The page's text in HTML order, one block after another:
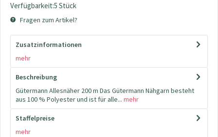
Verfügbarkeit:5 Stück
Fragen zum Artikel?
Zusatzinformationen
mehr
Beschreibung
Gütermann Allesnäher 200 m Das Gütermann Nähgarn besteht
aus 100 % Polyester und ist für alle... mehr
Staffelpreise
mehr